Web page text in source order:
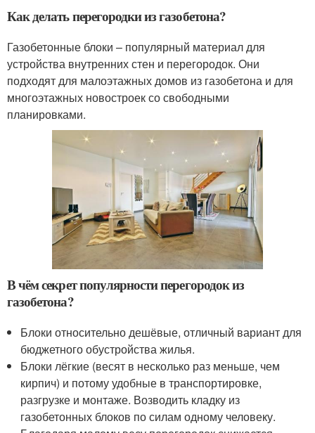
Как делать перегородки из газобетона?
Газобетонные блоки – популярный материал для
устройства внутренних стен и перегородок. Они
подходят для малоэтажных домов из газобетона и для
многоэтажных новостроек со свободными
планировками.
В чём секрет популярности перегородок из
газобетона?
Блоки относительно дешёвые, отличный вариант для
бюджетного обустройства жилья.
Блоки лёгкие (весят в несколько раз меньше, чем
кирпич) и потому удобные в транспортировке,
разгрузке и монтаже. Возводить кладку из
газобетонных блоков по силам одному человеку.